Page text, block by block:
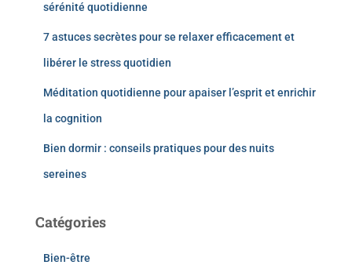
sérénité quotidienne
7 astuces secrètes pour se relaxer efficacement et
libérer le stress quotidien
Méditation quotidienne pour apaiser l’esprit et enrichir
la cognition
Bien dormir : conseils pratiques pour des nuits
sereines
Catégories
Bien-être